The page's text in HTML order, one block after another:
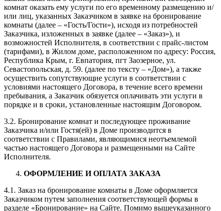
комнат оказать ему услуги по его временному размещению и/
или лиц, указанных Заказчиком в заявке на бронирование
комнаты (далее – «Гость/Гости»), исходя из потребностей
Заказчика, изложенных в заявке (далее – «Заказ»), и
возможностей Исполнителя, в соответствии с прайс-листом
(тарифами), в Жилом доме, расположенном по адресу: Россия,
Республика Крым, г. Евпатория, пгт Заозерное, ул.
Севастопольская, д. 59. (далее по тексту – «Дом»), а также
осуществить сопутствующие услуги в соответствии с
условиями настоящего Договора, в течение всего времени
пребывания, а Заказчик обязуется оплачивать эти услуги в
порядке и в сроки, установленные настоящим Договором.
3.2. Бронирование комнат и последующее проживание
Заказчика и/или Гостя(ей) в Доме производится в
соответствии с Правилами, являющимися неотъемлемой
частью настоящего Договора и размещенными на Сайте
Исполнителя.
ОФОРМЛЕНИЕ И ОПЛАТА ЗАКАЗА
4.1. Заказ на бронирование комнаты в Доме оформляется
Заказчиком путем заполнения соответствующей формы в
разделе «Бронирование» на Сайте. Помимо вышеуказанного